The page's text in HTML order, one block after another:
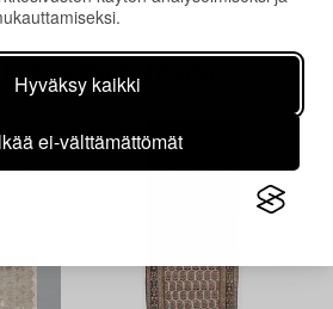
Hyväksy kaikki
ei-välttämättömät
katsomia kohteita